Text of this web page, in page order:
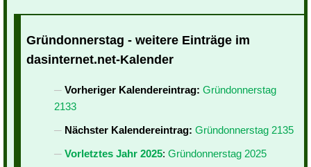
Gründonnerstag - weitere Einträge im
dasinternet.net-Kalender
Vorheriger Kalendereintrag: Gründonnerstag
2133
Nächster Kalendereintrag: Gründonnerstag 2135
Vorletztes Jahr 2025: Gründonnerstag 2025